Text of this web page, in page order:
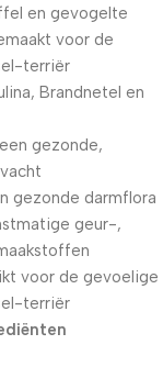
en gevogelte
voor de
terriër
Brandnetel en
gezonde,
gezonde darmflora
geur-,
voor de gevoelige
terriër